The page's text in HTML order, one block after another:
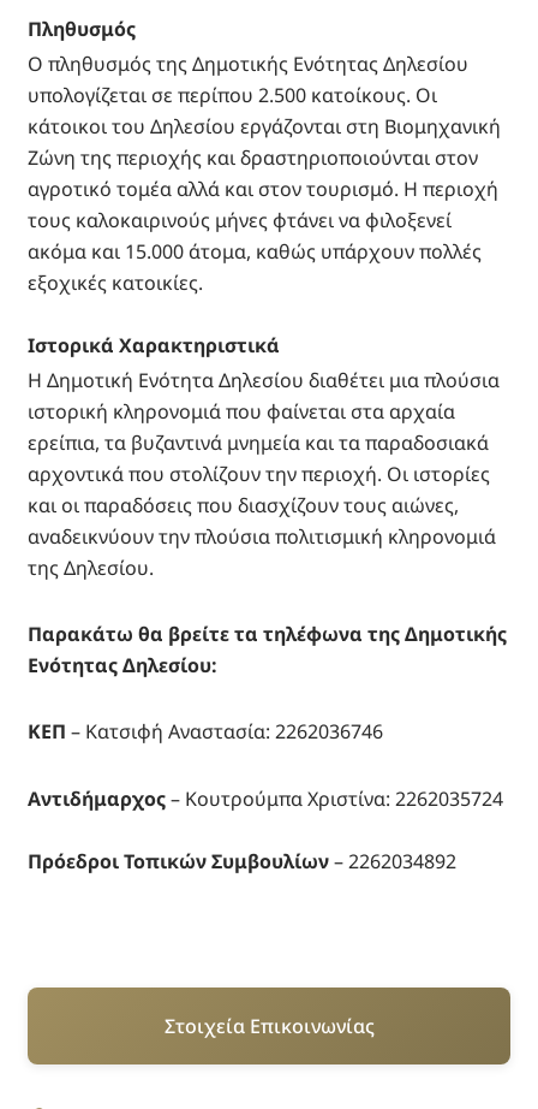
Πληθυσμός
Ο πληθυσμός της Δημοτικής Ενότητας Δηλεσίου
υπολογίζεται σε περίπου 2.500 κατοίκους. Οι
κάτοικοι του Δηλεσίου εργάζονται στη Βιομηχανική
Ζώνη της περιοχής και δραστηριοποιούνται στον
αγροτικό τομέα αλλά και στον τουρισμό. Η περιοχή
τους καλοκαιρινούς μήνες φτάνει να φιλοξενεί
ακόμα και 15.000 άτομα, καθώς υπάρχουν πολλές
εξοχικές κατοικίες.
Ιστορικά Χαρακτηριστικά
Η Δημοτική Ενότητα Δηλεσίου διαθέτει μια πλούσια
ιστορική κληρονομιά που φαίνεται στα αρχαία
ερείπια, τα βυζαντινά μνημεία και τα παραδοσιακά
αρχοντικά που στολίζουν την περιοχή. Οι ιστορίες
και οι παραδόσεις που διασχίζουν τους αιώνες,
αναδεικνύουν την πλούσια πολιτισμική κληρονομιά
της Δηλεσίου.
Παρακάτω θα βρείτε τα τηλέφωνα της Δημοτικής
Ενότητας Δηλεσίου:
ΚΕΠ – Κατσιφή Αναστασία: 2262036746
Αντιδήμαρχος– Κουτρούμπα Χριστίνα: 2262035724
Πρόεδροι Τοπικών Συμβουλίων– 2262034892
Στοιχεία Επικοινωνίας